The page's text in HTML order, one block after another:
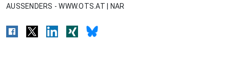
AUSSENDERS - WWW.OTS.AT | NAR